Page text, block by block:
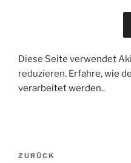
Diese Seite verwendet
reduzieren. Erfahre, wie
verarbeitet werden..
Beitragsnavigation
Vorheriger
ZURÜCK